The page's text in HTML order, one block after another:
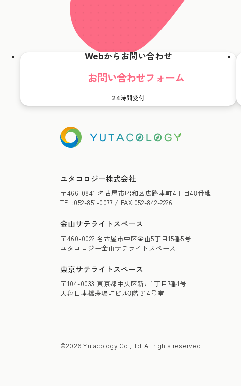
Webからお問い合わせ
お問い合わせフォーム
24時間受付
ユタコロジー株式会社
〒466-0841 名古屋市昭和区広路本町4丁目48番地
TEL:052-851-0077 / FAX:052-842-2226
金山サテライトスペース
〒460-0022 名古屋市中区金山5丁目15番5号
ユタコロジー金山サテライトスペース
東京サテライトスペース
〒104-0033 東京都中央区新川1丁目7番1号
天翔日本橋茅場町ビル3階 314号室
©2026 Yutacology Co.,Ltd. All rights reserved.